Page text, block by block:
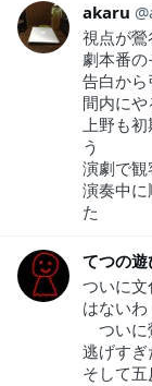
akaru
視点が鶯
劇本番
告白か
間内にや
上野も
う
演劇で
演奏中
た
てつの遊
ついに文
はないわ
ついに
逃げすぎ
そして五